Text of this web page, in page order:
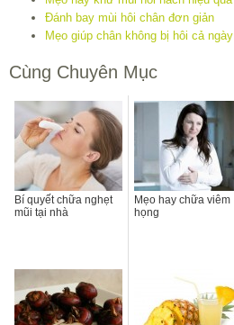
Đánh bay mùi hôi chân đơn giản
Mẹo giúp chân không bị hôi cả ngày
Cùng Chuyên Mục
Bí quyết chữa nghẹt
mũi tại nhà
Mẹo hay chữa viêm
họng